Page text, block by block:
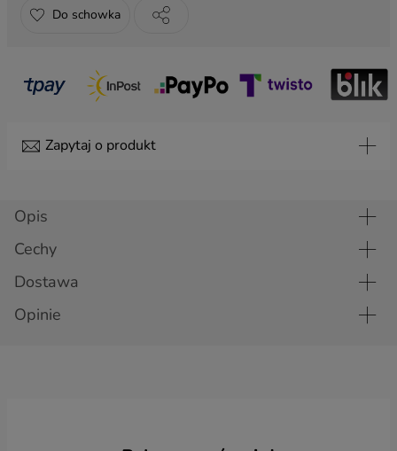
Do schowka
Zapytaj o produkt
Opis
Cechy
Dostawa
Opinie